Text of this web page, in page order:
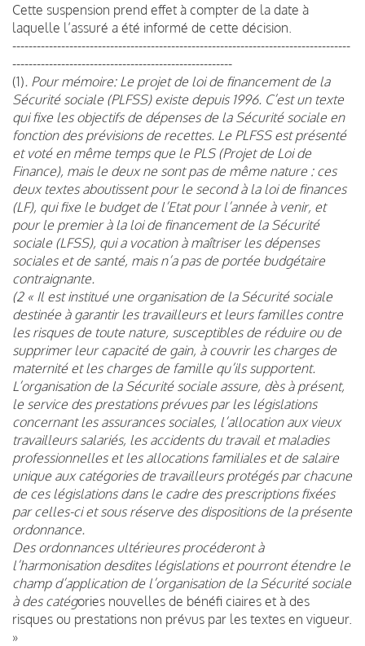
Cette suspension prend effet à compter de la date à
laquelle l’assuré a été informé de cette décision.
-----------------------------------------------------------------------------------
------------------------------------------------------
(1). Pour mémoire: Le projet de loi de financement de la
Sécurité sociale (PLFSS) existe depuis 1996. C’est un texte
qui fixe les objectifs de dépenses de la Sécurité sociale en
fonction des prévisions de recettes. Le PLFSS est présenté
et voté en même temps que le PLS (Projet de Loi de
Finance), mais le deux ne sont pas de même nature : ces
deux textes aboutissent pour le second à la loi de finances
(LF), qui fixe le budget de l’Etat pour l’année à venir, et
pour le premier à la loi de financement de la Sécurité
sociale (LFSS), qui a vocation à maîtriser les dépenses
sociales et de santé, mais n’a pas de portée budgétaire
contraignante.
(2 « Il est institué une organisation de la Sécurité sociale
destinée à garantir les travailleurs et leurs familles contre
les risques de toute nature, susceptibles de réduire ou de
supprimer leur capacité de gain, à couvrir les charges de
maternité et les charges de famille qu’ils supportent.
L’organisation de la Sécurité sociale assure, dès à présent,
le service des prestations prévues par les législations
concernant les assurances sociales, l’allocation aux vieux
travailleurs salariés, les accidents du travail et maladies
professionnelles et les allocations familiales et de salaire
unique aux catégories de travailleurs protégés par chacune
de ces législations dans le cadre des prescriptions fixées
par celles-ci et sous réserve des dispositions de la présente
ordonnance.
Des ordonnances ultérieures procéderont à
l’harmonisation desdites législations et pourront étendre le
champ d’application de l’organisation de la Sécurité sociale
à des catégories nouvelles de bénéfi ciaires et à des
risques ou prestations non prévus par les textes en vigueur.
»